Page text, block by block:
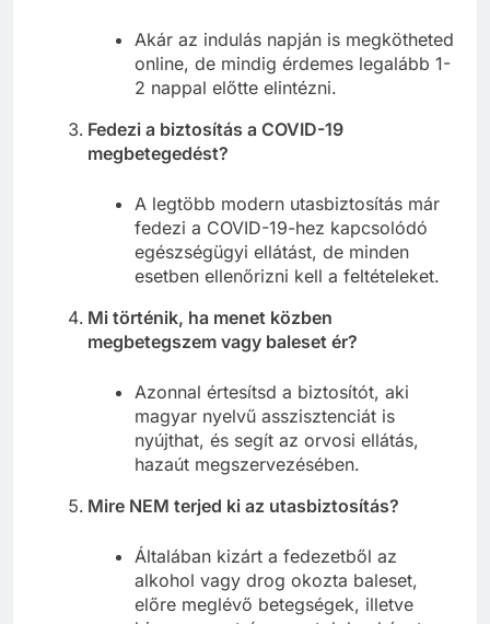
Akár az indulás napján is megkötheted
online, de mindig érdemes legalább 1-
2 nappal előtte elintézni.
Fedezi a biztosítás a COVID-19
megbetegedést?
A legtöbb modern utasbiztosítás már
fedezi a COVID-19-hez kapcsolódó
egészségügyi ellátást, de minden
esetben ellenőrizni kell a feltételeket.
Mi történik, ha menet közben
megbetegszem vagy baleset ér?
Azonnal értesítsd a biztosítót, aki
magyar nyelvű asszisztenciát is
nyújthat, és segít az orvosi ellátás,
hazaút megszervezésében.
Mire NEM terjed ki az utasbiztosítás?
Általában kizárt a fedezetből az
alkohol vagy drog okozta baleset,
előre meglévő betegségek, illetve